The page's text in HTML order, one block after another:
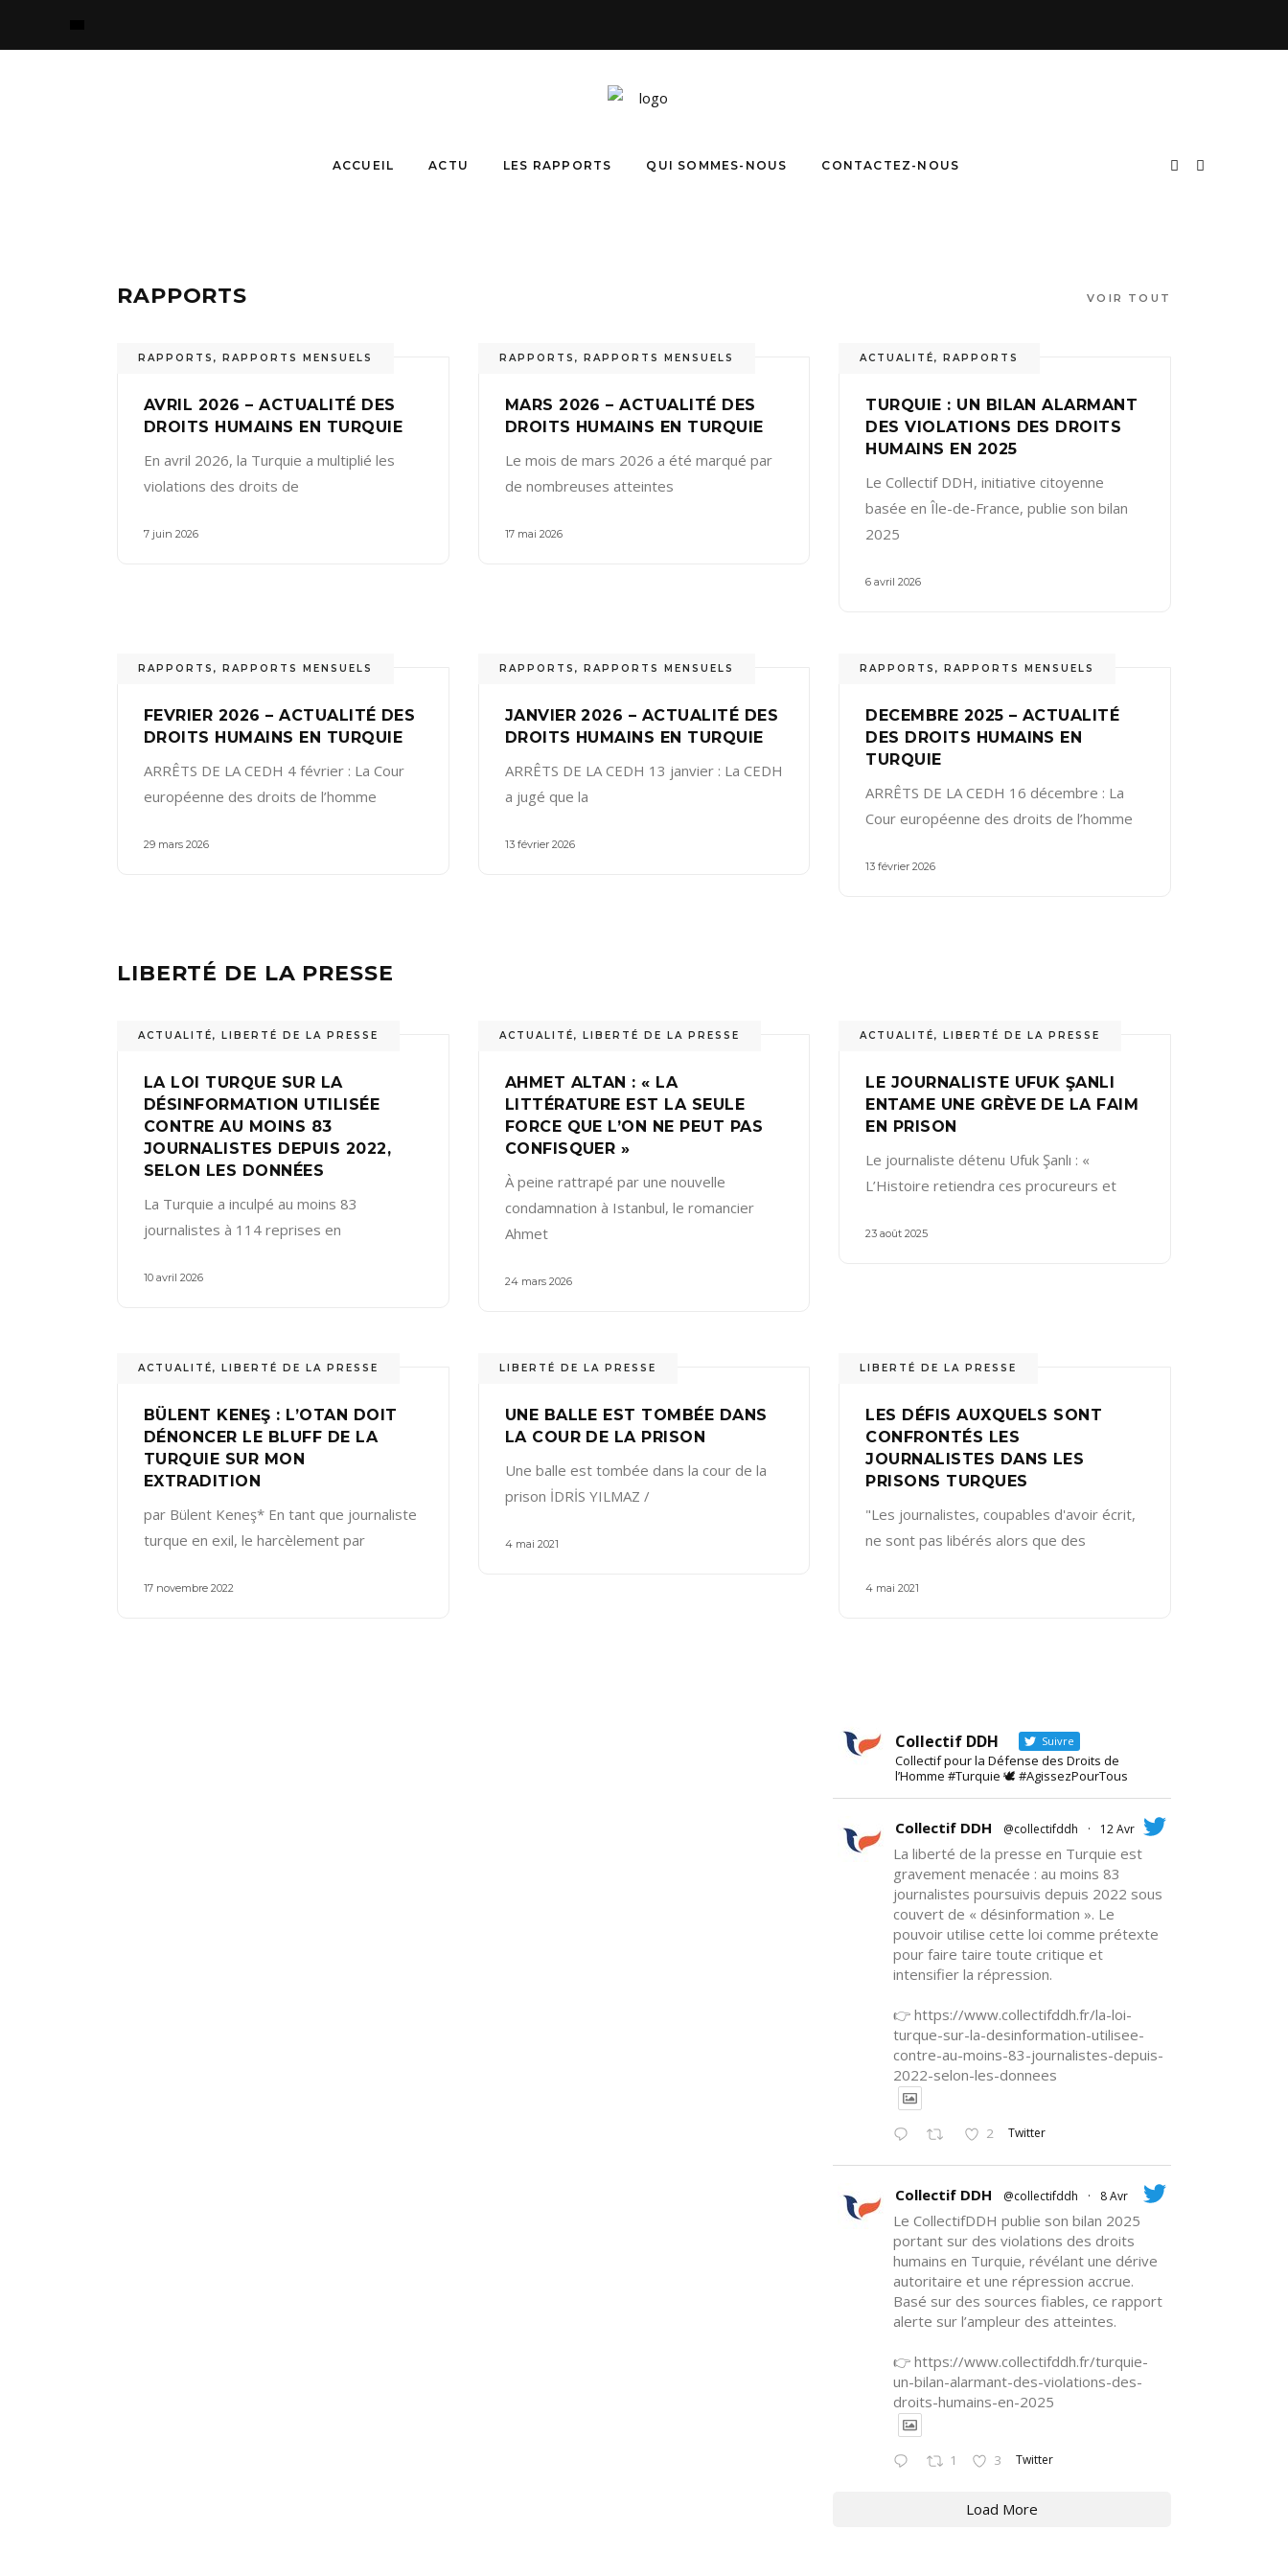
ACCUEIL ACTU LES RAPPORTS QUI SOMMES-NOUS CONTACTEZ-NOUS
RAPPORTS VOIR TOUT
RAPPORTS , RAPPORTS MENSUELS
AVRIL 2026 – ACTUALITÉ DES
DROITS HUMAINS EN TURQUIE
En avril 2026, la Turquie a multiplié les
violations des droits de
7 juin 2026
RAPPORTS , RAPPORTS MENSUELS
MARS 2026 – ACTUALITÉ DES
DROITS HUMAINS EN TURQUIE
Le mois de mars 2026 a été marqué par
de nombreuses atteintes
17 mai 2026
ACTUALITÉ,RAPPORTS
TURQUIE : UN BILAN ALARMANT
DES VIOLATIONS DES DROITS
HUMAINS EN 2025
Le Collectif DDH, initiative citoyenne
basée en Île-de-France, publie son bilan
2025
6 avril 2026
RAPPORTS , RAPPORTS MENSUELS
FEVRIER 2026 – ACTUALITÉ DES
DROITS HUMAINS EN TURQUIE
ARRÊTS DE LA CEDH 4 février : La Cour
européenne des droits de l’homme
29 mars 2026
RAPPORTS , RAPPORTS MENSUELS
JANVIER 2026 – ACTUALITÉ DES
DROITS HUMAINS EN TURQUIE
ARRÊTS DE LA CEDH 13 janvier : La CEDH
a jugé que la
13 février 2026
RAPPORTS,RAPPORTS MENSUELS
DECEMBRE 2025 – ACTUALITÉ
DES DROITS HUMAINS EN
TURQUIE
ARRÊTS DE LA CEDH 16 décembre : La
Cour européenne des droits de l’homme
13 février 2026
LIBERTÉ DE LA PRESSE
ACTUALITÉ, LIBERTÉ DE LA PRESSE
LA LOI TURQUE SUR LA
DÉSINFORMATION UTILISÉE
CONTRE AU MOINS 83
JOURNALISTES DEPUIS 2022,
SELON LES DONNÉES
La Turquie a inculpé au moins 83
journalistes à 114 reprises en
10 avril 2026
ACTUALITÉ, LIBERTÉ DE LA PRESSE
AHMET ALTAN : « LA
LITTÉRATURE EST LA SEULE
FORCE QUE L’ON NE PEUT PAS
CONFISQUER »
À peine rattrapé par une nouvelle
condamnation à Istanbul, le romancier
Ahmet
24 mars 2026
ACTUALITÉ,LIBERTÉ DE LA PRESSE
LE JOURNALISTE UFUK ŞANLI
ENTAME UNE GRÈVE DE LA FAIM
EN PRISON
Le journaliste détenu Ufuk Şanlı : «
L’Histoire retiendra ces procureurs et
23 août 2025
ACTUALITÉ, LIBERTÉ DE LA PRESSE
BÜLENT KENEŞ : L’OTAN DOIT
DÉNONCER LE BLUFF DE LA
TURQUIE SUR MON
EXTRADITION
par Bülent Keneş* En tant que journaliste
turque en exil, le harcèlement par
17 novembre 2022
LIBERTÉ DE LA PRESSE
UNE BALLE EST TOMBÉE DANS
LA COUR DE LA PRISON
Une balle est tombée dans la cour de la
prison İDRİS YILMAZ /
4 mai 2021
LIBERTÉ DE LA PRESSE
LES DÉFIS AUXQUELS SONT
CONFRONTÉS LES
JOURNALISTES DANS LES
PRISONS TURQUES
"Les journalistes, coupables d'avoir écrit,
ne sont pas libérés alors que des
4 mai 2021
Collectif DDH Suivre
Collectif pour la Défense des Droits de
l’Homme #Turquie 🕊 #AgissezPourTous
Collectif DDH @collectifddh · 12 Avr
La liberté de la presse en Turquie est
gravement menacée : au moins 83
journalistes poursuivis depuis 2022 sous
couvert de « désinformation ». Le
pouvoir utilise cette loi comme prétexte
pour faire taire toute critique et
intensifier la répression.
👉 https://www.collectifddh.fr/la-loi-
turque-sur-la-desinformation-utilisee-
contre-au-moins-83-journalistes-depuis-
2022-selon-les-donnees
2 Twitter
Collectif DDH @collectifddh · 8 Avr
Le CollectifDDH publie son bilan 2025
portant sur des violations des droits
humains en Turquie, révélant une dérive
autoritaire et une répression accrue.
Basé sur des sources fiables, ce rapport
alerte sur l’ampleur des atteintes.
👉 https://www.collectifddh.fr/turquie-
un-bilan-alarmant-des-violations-des-
droits-humains-en-2025
1 3 Twitter
Load More